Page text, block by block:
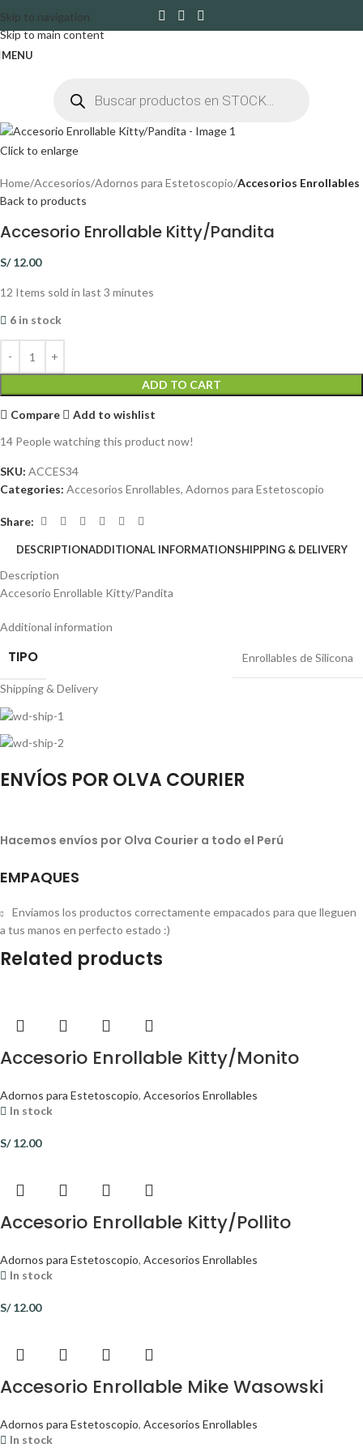
Skip to navigation
Skip to main content
MENU
Click to enlarge
Home Accesorios Adornos para Estetoscopio Accesorios Enrollables
Back to products
Accesorio Enrollable Kitty/Pandita
S/12.00
12 Items sold in last 3 minutes
6 in stock
ADD TO CART
Compare
Add to wishlist
14 People watching this product now!
SKU: ACCES34
Categories: Accesorios Enrollables, Adornos para Estetoscopio
Share:
DESCRIPTIONADDITIONAL INFORMATIONSHIPPING & DELIVERY
Description
Accesorio Enrollable Kitty/Pandita
Additional information
TIPO Enrollables de Silicona
Shipping & Delivery
ENVÍOS POR OLVA COURIER
Hacemos envíos por Olva Courier a todo el Perú
EMPAQUES
Enviamos los productos correctamente empacados para que lleguen
a tus manos en perfecto estado :)
Related products
Accesorio Enrollable Kitty/Monito
Adornos para Estetoscopio, Accesorios Enrollables
In stock
S/12.00
Accesorio Enrollable Kitty/Pollito
Adornos para Estetoscopio, Accesorios Enrollables
In stock
S/12.00
Accesorio Enrollable Mike Wasowski
Adornos para Estetoscopio, Accesorios Enrollables
In stock